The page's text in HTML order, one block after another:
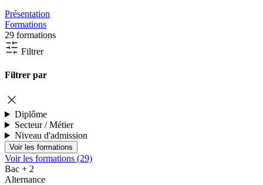
Présentation
Formations
29 formations
Filtrer
Filtrer par
Diplôme
Secteur / Métier
Niveau d'admission
Voir les formations (29)
Bac + 2
Alternance